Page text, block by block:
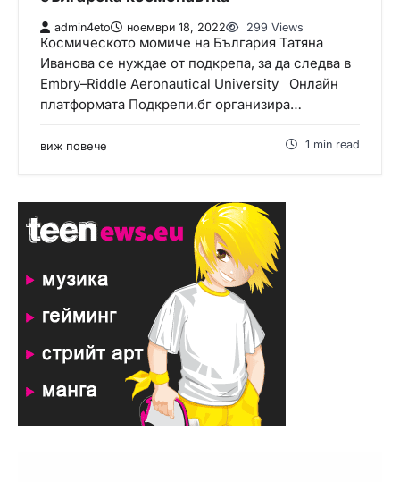
admin4eto ноември 18, 2022 299 Views
Космическото момиче на България Татяна
Иванова се нуждае от подкрепа, за да следва в
Embry–Riddle Aeronautical University Онлайн
платформата Подкрепи.бг организира…
виж повече 1 min read